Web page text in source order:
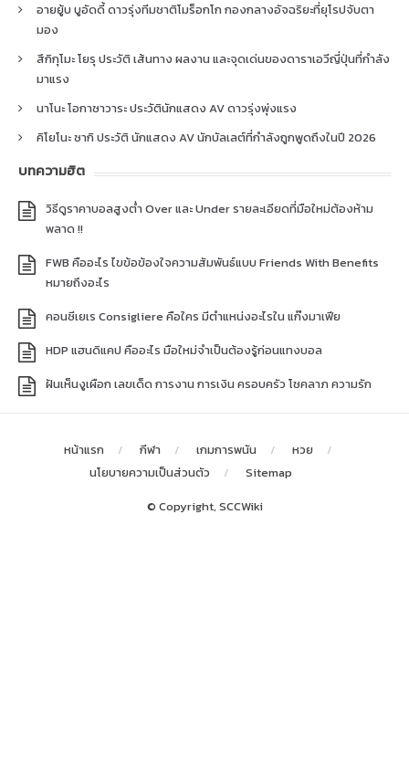
อายยู้บ บูอัดดี้ ดาวรุ่งทีมชาติโมร็อกโก กองกลางอัจฉริยะที่ยุโรปจับตา
มอง
สึกิกุโมะ โยรุ ประวัติ เส้นทาง ผลงาน และจุดเด่นของดาราเอวีญี่ปุ่นที่กำลัง
มาแรง
นาโนะ โอกาซาวาระ ประวัตินักแสดง AV ดาวรุ่งพุ่งแรง
คิโยโนะ ซากิ ประวัติ นักแสดง AV นักบัลเลต์ที่กำลังถูกพูดถึงในปี 2026
บทความฮิต
วิธีดูราคาบอลสูงต่ำ Over และ Under รายละเอียดที่มือใหม่ต้องห้าม
พลาด !!
FWB คืออะไร ไขข้อข้องใจความสัมพันธ์แบบ Friends With Benefits
หมายถึงอะไร
คอนซีเยเร Consigliere คือใคร มีตำแหน่งอะไรใน แก๊งมาเฟีย
HDP แฮนดิแคป คืออะไร มือใหม่จำเป็นต้องรู้ก่อนแทงบอล
ฝันเห็นงูเผือก เลขเด็ด การงาน การเงิน ครอบครัว โชคลาภ ความรัก
หน้าแรก กีฬา เกมการพนัน
หวย
นโยบายความเป็นส่วนตัว
Sitemap
© Copyright, SCCWiki